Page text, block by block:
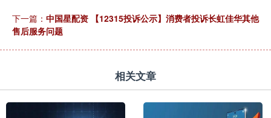
下一篇： 中国星配资 【12315投诉公示】消费者投诉长虹佳华其他
售后服务问题
相关文章